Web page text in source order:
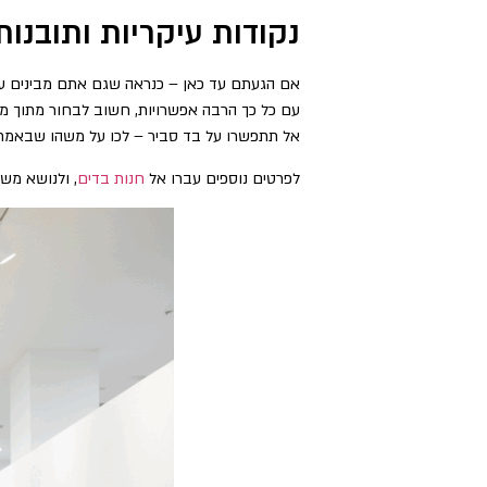
נקודות עיקריות
אם הגעתם עד כאן – כנראה שגם אתם מבינים
עם כל כך הרבה אפשרויות, חשוב לבחור מתוך
אל תתפשרו על בד סביר – לכו על משהו
לפרטים נוספים עברו אל חנות בדים, ולנושא